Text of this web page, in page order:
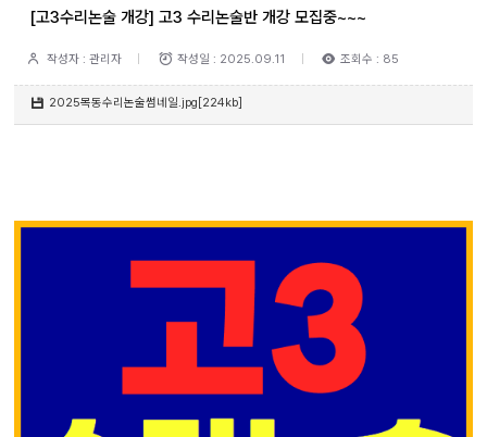
[고3수리논술 개강] 고3 수리논술반 개강 모집중~~~
작성자 : 관리자 작성일 : 2025.09.11 조회수 : 85
2025목동수리논술썸네일.jpg[224kb]